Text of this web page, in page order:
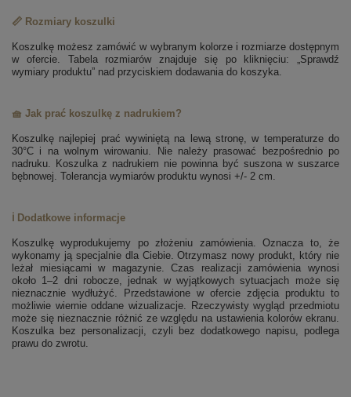
📏 Rozmiary koszulki
Koszulkę możesz zamówić w wybranym kolorze i rozmiarze dostępnym
w ofercie. Tabela rozmiarów znajduje się po kliknięciu: „Sprawdź
wymiary produktu” nad przyciskiem dodawania do koszyka.
🧺 Jak prać koszulkę z nadrukiem?
Koszulkę najlepiej prać wywiniętą na lewą stronę, w temperaturze do
30°C i na wolnym wirowaniu. Nie należy prasować bezpośrednio po
nadruku. Koszulka z nadrukiem nie powinna być suszona w suszarce
bębnowej. Tolerancja wymiarów produktu wynosi +/- 2 cm.
ℹ️ Dodatkowe informacje
Koszulkę wyprodukujemy po złożeniu zamówienia. Oznacza to, że
wykonamy ją specjalnie dla Ciebie. Otrzymasz nowy produkt, który nie
leżał miesiącami w magazynie. Czas realizacji zamówienia wynosi
około 1–2 dni robocze, jednak w wyjątkowych sytuacjach może się
nieznacznie wydłużyć. Przedstawione w ofercie zdjęcia produktu to
możliwie wiernie oddane wizualizacje. Rzeczywisty wygląd przedmiotu
może się nieznacznie różnić ze względu na ustawienia kolorów ekranu.
Koszulka bez personalizacji, czyli bez dodatkowego napisu, podlega
prawu do zwrotu.